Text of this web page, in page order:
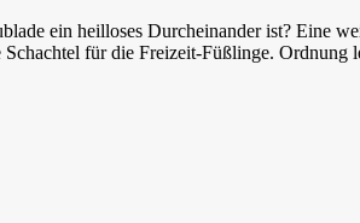
ein heilloses Durcheinander ist? Eine
für die Freizeit-Füßlinge. Ordnung